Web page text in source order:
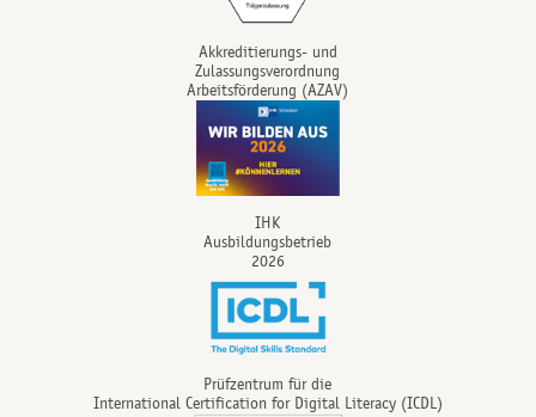
Akkreditierungs- und
Zulassungsverordnung
Arbeitsförderung (AZAV)
IHK
Ausbildungsbetrieb
2026
Prüfzentrum für die
International Certification for Digital Literacy (ICDL)